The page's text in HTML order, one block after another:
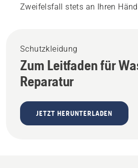
Zweifelsfall stets an Ihren
Schutzkleidung
Zum Leitfaden für
Reparatur
JETZT HERUNTERLADEN